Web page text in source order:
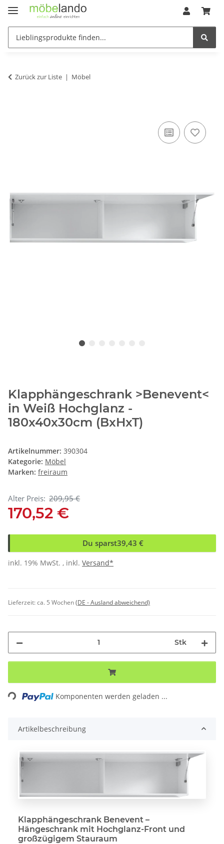
Zurück zur Liste Möbel
Klapphängeschrank >Benevent<
in Weiß Hochglanz -
180x40x30cm (BxHxT)
Artikelnummer: 390304
Kategorie: Möbel
Marken: freiraum
Alter Preis: 209,95 €
170,52 €
Du sparst39,43 €
inkl. 19% MwSt. , inkl. Versand*
Lieferzeit:ca. 5 Wochen(DE - Ausland abweichend)
Stk
Komponenten werden geladen ...
Artikelbeschreibung
Klapphängeschrank Benevent –
Hängeschrank mit Hochglanz-Front und
großzügigem Stauraum